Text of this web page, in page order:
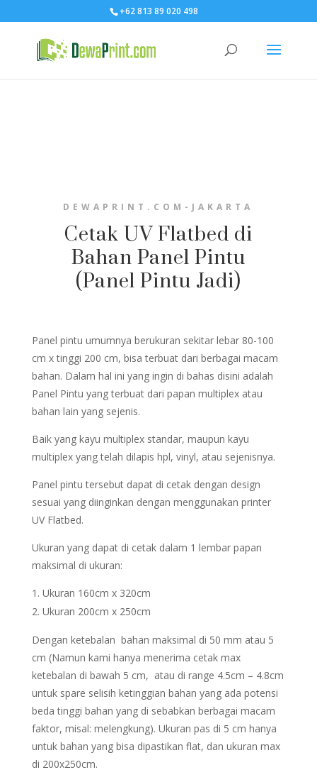
+62 813 89 020 498
DEWAPRINT.COM-JAKARTA
Cetak UV Flatbed di
Bahan Panel Pintu
(Panel Pintu Jadi)
Panel pintu umumnya berukuran sekitar lebar 80-100
cm x tinggi 200 cm, bisa terbuat dari berbagai macam
bahan. Dalam hal ini yang ingin di bahas disini adalah
Panel Pintu yang terbuat dari papan multiplex atau
bahan lain yang sejenis.
Baik yang kayu multiplex standar, maupun kayu
multiplex yang telah dilapis hpl, vinyl, atau sejenisnya.
Panel pintu tersebut dapat di cetak dengan design
sesuai yang diinginkan dengan menggunakan printer
UV Flatbed.
Ukuran yang dapat di cetak dalam 1 lembar papan
maksimal di ukuran:
Ukuran 160cm x 320cm
Ukuran 200cm x 250cm
Dengan ketebalan bahan maksimal di 50 mm atau 5
cm (Namun kami hanya menerima cetak max
ketebalan di bawah 5 cm, atau di range 4.5cm – 4.8cm
untuk spare selisih ketinggian bahan yang ada potensi
beda tinggi bahan yang di sebabkan berbagai macam
faktor, misal: melengkung). Ukuran pas di 5 cm hanya
untuk bahan yang bisa dipastikan flat, dan ukuran max
di 200x250cm.